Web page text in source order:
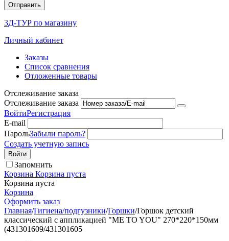
Отправить
3Д-ТУР по магазину
Личный кабинет
Заказы
Список сравнения
Отложенные товары
Отслеживание заказа
Отслеживание заказа
ВойтиРегистрация
E-mail
ПарольЗабыли пароль?
Создать учетную запись
Войти
Запомнить
Корзина Корзина пуста
Корзина пуста
Корзина
Оформить заказ
Главная/Гигиена/подгузники/Горшки/Горшок детский
классический с аппликацией "ME TO YOU" 270*220*150мм
(431301609/431301605